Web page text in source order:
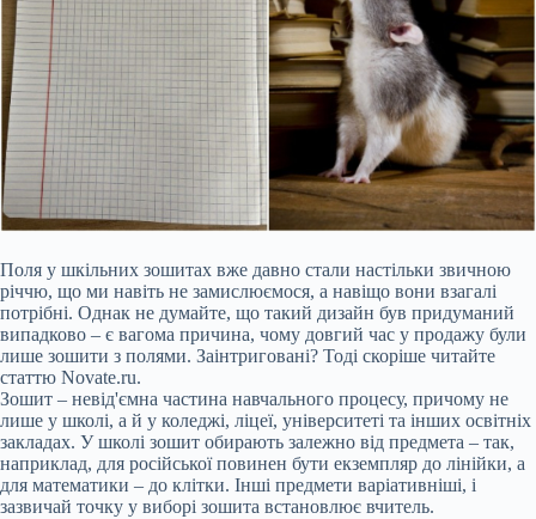
Поля у шкільних зошитах вже давно стали настільки звичною
річчю, що ми навіть не замислюємося, а навіщо вони взагалі
потрібні. Однак не думайте, що такий дизайн був придуманий
випадково – є вагома причина, чому довгий час у продажу були
лише зошити з полями. Заінтриговані? Тоді скоріше читайте
статтю Novate.ru.
Зошит – невід'ємна частина навчального процесу, причому не
лише у школі, а й у коледжі, ліцеї, університеті та інших освітніх
закладах. У школі зошит обирають залежно від предмета – так,
наприклад, для російської повинен бути екземпляр до лінійки, а
для математики – до клітки. Інші предмети варіативніші, і
зазвичай точку у виборі зошита встановлює вчитель.